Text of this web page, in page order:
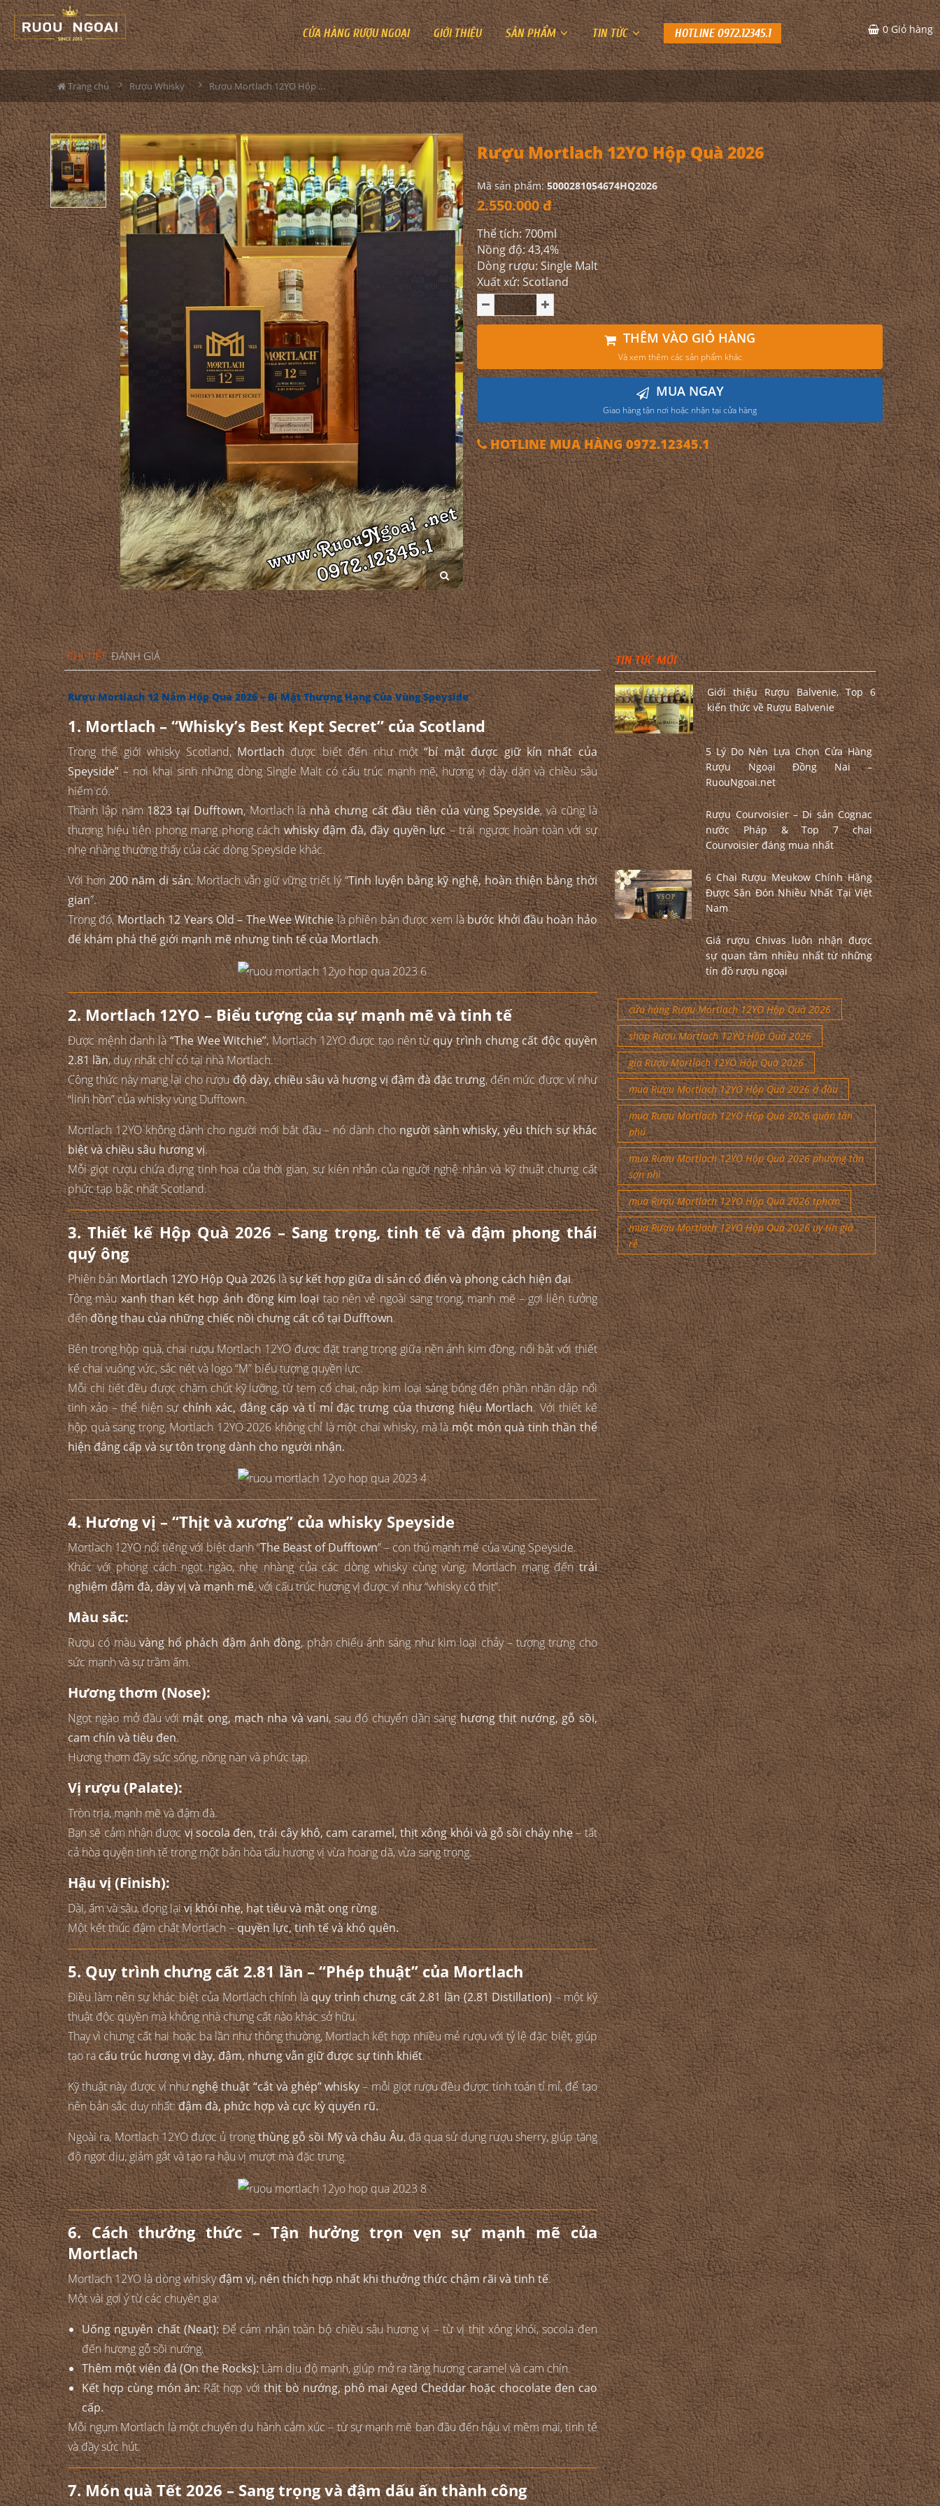
CỬA HÀNG RƯỢU NGOẠI GIỚI THIỆU SẢN PHẨM TIN TỨC HOTLINE 0972.12345.1 0 Giỏ hàng
Trang chủ Rượu Whisky Rượu Mortlach 12YO Hộp Quà 2026
Rượu Mortlach 12YO Hộp Quà 2026
Mã sản phẩm:5000281054674HQ2026
2.550.000 đ
Thể tích: 700ml
Nồng độ: 43,4%
Dòng rượu: Single Malt
Xuất xứ: Scotland
THÊM VÀO GIỎ HÀNG
Và xem thêm các sản phẩm khác
MUA NGAY
Giao hàng tận nơi hoặc nhận tại cửa hàng
HOTLINE MUA HÀNG 0972.12345.1
CHI TIẾT ĐÁNH GIÁ
Rượu Mortlach 12 Năm Hộp Quà 2026 – Bí Mật Thượng Hạng Của Vùng Speyside
1. Mortlach – “Whisky’s Best Kept Secret” của Scotland
Trong thế giới whisky Scotland,Mortlachđược biết đến như một“bí mật được giữ kín nhất của
Speyside”– nơi khai sinh những dòng Single Malt có cấu trúc mạnh mẽ, hương vị dày dặn và chiều sâu
hiếm có.
Thành lập năm1823 tại Dufftown, Mortlach lànhà chưng cất đầu tiên của vùng Speyside, và cũng là
thương hiệu tiên phong mang phong cáchwhisky đậm đà, đầy quyền lực– trái ngược hoàn toàn với sự
nhẹ nhàng thường thấy của các dòng Speyside khác.
Với hơn200 năm di sản, Mortlach vẫn giữ vững triết lý “Tinh luyện bằng kỹ nghệ, hoàn thiện bằng thời
gian”.
Trong đó,Mortlach 12 Years Old – The Wee Witchielà phiên bản được xem làbước khởi đầu hoàn hảo
để khám phá thế giới mạnh mẽ nhưng tinh tế của Mortlach.
2. Mortlach 12YO – Biểu tượng của sự mạnh mẽ và tinh tế
Được mệnh danh là“The Wee Witchie”, Mortlach 12YO được tạo nên từquy trình chưng cất độc quyền
2.81 lần, duy nhất chỉ có tại nhà Mortlach.
Công thức này mang lại cho rượuđộ dày, chiều sâu và hương vị đậm đà đặc trưng, đến mức được ví như
“linh hồn” của whisky vùng Dufftown.
Mortlach 12YO không dành cho người mới bắt đầu – nó dành chongười sành whisky, yêu thích sự khác
biệt và chiều sâu hương vị.
Mỗi giọt rượu chứa đựng tinh hoa của thời gian, sự kiên nhẫn của người nghệ nhân và kỹ thuật chưng cất
phức tạp bậc nhất Scotland.
3. Thiết kế Hộp Quà 2026 – Sang trọng, tinh tế và đậm phong thái
quý ông
Phiên bảnMortlach 12YO Hộp Quà 2026làsự kết hợp giữa di sản cổ điển và phong cách hiện đại.
Tông màuxanh than kết hợp ánh đồng kim loạitạo nên vẻ ngoài sang trọng, mạnh mẽ – gợi liên tưởng
đếnđồng thau của những chiếc nồi chưng cất cổ tại Dufftown.
Bên trong hộp quà, chai rượu Mortlach 12YO được đặt trang trọng giữa nền ánh kim đồng, nổi bật với thiết
kế chai vuông vức, sắc nét và logo “M” biểu tượng quyền lực.
Mỗi chi tiết đều được chăm chút kỹ lưỡng, từ tem cổ chai, nắp kim loại sáng bóng đến phần nhãn dập nổi
tinh xảo – thể hiện sựchính xác, đẳng cấp và tỉ mỉ đặc trưng của thương hiệu Mortlach. Với thiết kế
hộp quà sang trọng, Mortlach 12YO 2026 không chỉ là một chai whisky, mà làmột món quà tinh thần thể
hiện đẳng cấp và sự tôn trọng dành cho người nhận.
4. Hương vị – “Thịt và xương” của whisky Speyside
Mortlach 12YO nổi tiếng với biệt danh “The Beast of Dufftown” – con thú mạnh mẽ của vùng Speyside.
Khác với phong cách ngọt ngào, nhẹ nhàng của các dòng whisky cùng vùng, Mortlach mang đếntrải
nghiệm đậm đà, dày vị và mạnh mẽ, với cấu trúc hương vị được ví như “whisky có thịt”.
Màu sắc:
Rượu có màuvàng hổ phách đậm ánh đồng, phản chiếu ánh sáng như kim loại chảy – tượng trưng cho
sức mạnh và sự trầm ấm.
Hương thơm (Nose):
Ngọt ngào mở đầu vớimật ong, mạch nha và vani, sau đó chuyển dần sanghương thịt nướng, gỗ sồi,
cam chín và tiêu đen.
Hương thơm đầy sức sống, nồng nàn và phức tạp.
Vị rượu (Palate):
Tròn trịa, mạnh mẽ và đậm đà.
Bạn sẽ cảm nhận đượcvị socola đen, trái cây khô, cam caramel, thịt xông khói và gỗ sồi cháy nhẹ– tất
cả hòa quyện tinh tế trong một bản hòa tấu hương vị vừa hoang dã, vừa sang trọng.
Hậu vị (Finish):
Dài, ấm và sâu, đọng lạivị khói nhẹ, hạt tiêu và mật ong rừng.
Một kết thúc đậm chất Mortlach –quyền lực, tinh tế và khó quên.
5. Quy trình chưng cất 2.81 lần – “Phép thuật” của Mortlach
Điều làm nên sự khác biệt của Mortlach chính làquy trình chưng cất 2.81 lần (2.81 Distillation)– một kỹ
thuật độc quyền mà không nhà chưng cất nào khác sở hữu.
Thay vì chưng cất hai hoặc ba lần như thông thường, Mortlach kết hợp nhiều mẻ rượu với tỷ lệ đặc biệt, giúp
tạo racấu trúc hương vị dày, đậm, nhưng vẫn giữ được sự tinh khiết.
Kỹ thuật này được ví nhưnghệ thuật “cắt và ghép” whisky– mỗi giọt rượu đều được tính toán tỉ mỉ, để tạo
nên bản sắc duy nhất:đậm đà, phức hợp và cực kỳ quyến rũ.
Ngoài ra, Mortlach 12YO được ủ trongthùng gỗ sồi Mỹ và châu Âu, đã qua sử dụng rượu sherry, giúp tăng
độ ngọt dịu, giảm gắt và tạo ra hậu vị mượt mà đặc trưng.
6. Cách thưởng thức – Tận hưởng trọn vẹn sự mạnh mẽ của
Mortlach
Mortlach 12YO là dòng whiskyđậm vị, nên thích hợp nhất khi thưởng thức chậm rãi và tinh tế.
Một vài gợi ý từ các chuyên gia:
Uống nguyên chất (Neat):Để cảm nhận toàn bộ chiều sâu hương vị – từ vị thịt xông khói, socola đen
đến hương gỗ sồi nướng.
Thêm một viên đá (On the Rocks):Làm dịu độ mạnh, giúp mở ra tầng hương caramel và cam chín.
Kết hợp cùng món ăn:Rất hợp vớithịt bò nướng, phô mai Aged Cheddar hoặc chocolate đen cao
cấp.
Mỗi ngụm Mortlach là một chuyến du hành cảm xúc – từ sự mạnh mẽ ban đầu đến hậu vị mềm mại, tinh tế
và đầy sức hút.
7. Món quà Tết 2026 – Sang trọng và đậm dấu ấn thành công
TIN TỨC MỚI
Giới thiệu Rượu Balvenie, Top 6
kiến thức về Rượu Balvenie
5 Lý Do Nên Lựa Chọn Cửa Hàng
Rượu Ngoại Đồng Nai –
RuouNgoai.net
Rượu Courvoisier – Di sản Cognac
nước Pháp & Top 7 chai
Courvoisier đáng mua nhất
6 Chai Rượu Meukow Chính Hãng
Được Săn Đón Nhiều Nhất Tại Việt
Nam
Giá rượu Chivas luôn nhận được
sự quan tâm nhiều nhất từ những
tín đồ rượu ngoại
cửa hàng Rượu Mortlach 12YO Hộp Quà 2026
shop Rượu Mortlach 12YO Hộp Quà 2026
giá Rượu Mortlach 12YO Hộp Quà 2026
mua Rượu Mortlach 12YO Hộp Quà 2026 ở đâu
mua Rượu Mortlach 12YO Hộp Quà 2026 quận tân
phú
mua Rượu Mortlach 12YO Hộp Quà 2026 phường tân
sơn nhì
mua Rượu Mortlach 12YO Hộp Quà 2026 tphcm
mua Rượu Mortlach 12YO Hộp Quà 2026 uy tín giá
rẻ